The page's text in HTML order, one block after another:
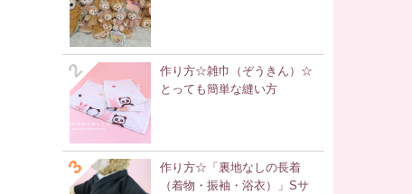
作り方☆雑巾（ぞうきん）☆
とっても簡単な縫い方
作り方☆「裏地なしの長着
（着物・振袖・浴衣）」Sサ